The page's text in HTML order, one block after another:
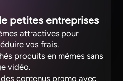
petites entreprises
attractives pour
vos frais.
produits en mèmes sans
vidéo.
contenus promo avec